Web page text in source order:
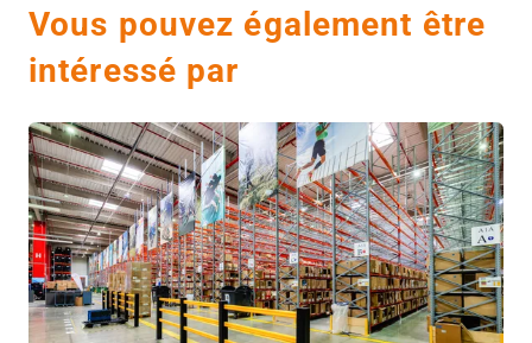
Vous pouvez également être
intéressé par